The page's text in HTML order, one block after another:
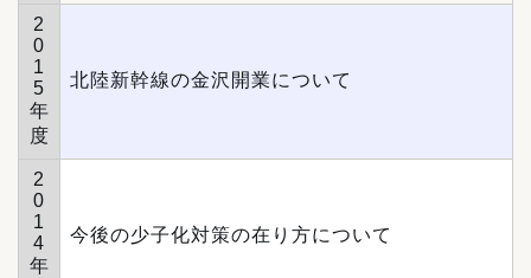
2
0
1
5
年
度
北陸新幹線の金沢開業について
2
0
1
4
年
今後の少子化対策の在り方について